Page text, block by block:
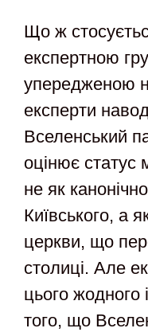
Що ж
експертною
упередженою
експерти
Вселенський
оцінює статус
не як
Київського, а
церкви, що
столиці. Але
цього жодного
того, що